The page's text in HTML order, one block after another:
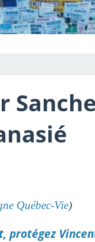
Québec-Vie)
protégez